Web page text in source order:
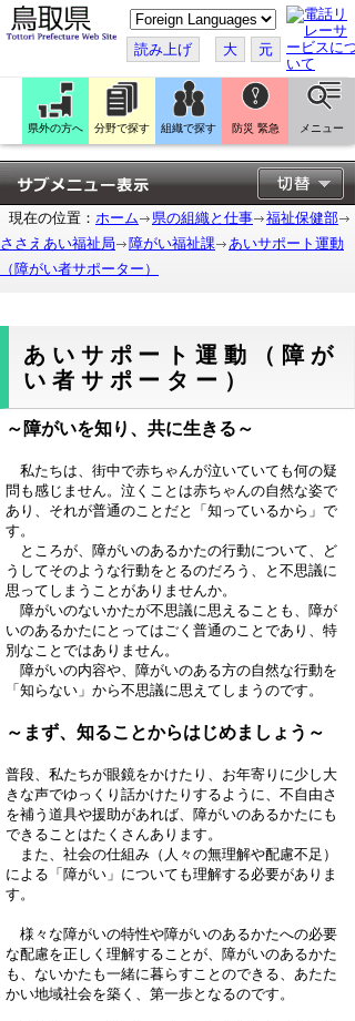
こ
の
ペ
ー
ジ
翻
訳
す
る
読み上げ 大 元
県外の方へ 分野で探す 組織で探す 防災 緊急 メニュー
現在の位置： ホーム 県の組織と仕事
福祉保健部
ささえあい福祉局
障がい福祉課
あいサポート運動
（障がい者サポーター）
あいサポート運動（障が
い者サポーター）
～障がいを知り、共に生きる～
私たちは、街中で赤ちゃんが泣いていても何の疑
問も感じません。泣くことは赤ちゃんの自然な姿で
あり、それが普通のことだと「知っているから」で
す。
ところが、障がいのあるかたの行動について、ど
うしてそのような行動をとるのだろう、と不思議に
思ってしまうことがありませんか。
障がいのないかたが不思議に思えることも、障が
いのあるかたにとってはごく普通のことであり、特
別なことではありません。
障がいの内容や、障がいのある方の自然な行動を
「知らない」から不思議に思えてしまうのです。
～まず、知ることからはじめましょう～
普段、私たちが眼鏡をかけたり、お年寄りに少し大
きな声でゆっくり話かけたりするように、不自由さ
を補う道具や援助があれば、障がいのあるかたにも
できることはたくさんあります。
また、社会の仕組み（人々の無理解や配慮不足）
による「障がい」についても理解する必要がありま
す。
様々な障がいの特性や障がいのあるかたへの必要
な配慮を正しく理解することが、障がいのあるかた
も、ないかたも一緒に暮らすことのできる、あたた
かい地域社会を築く、第一歩となるのです。